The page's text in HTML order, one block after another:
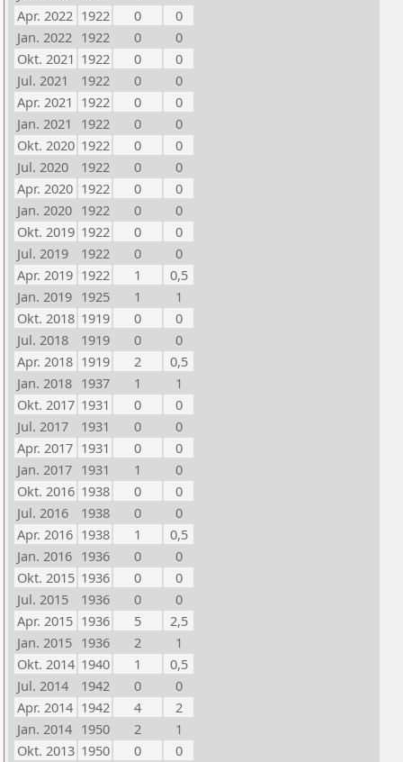
Apr. 2022 1922 0
0
Jan. 2022 1922 0
0
Okt. 2021 1922 0
0
Jul. 2021
1922 0
0
Apr. 2021 1922 0
0
Jan. 2021
1922 0
0
Okt. 2020 1922 0
0
Jul. 2020
1922 0
0
Apr. 2020 1922 0
0
Jan. 2020 1922 0
0
Okt. 2019 1922 0
0
Jul. 2019
1922 0
0
Apr. 2019 1922 1
0,5
Jan. 2019 1925 1
1
Okt. 2018 1919 0
0
Jul. 2018
1919 0
0
Apr. 2018 1919 2
0,5
Jan. 2018 1937 1
1
Okt. 2017 1931 0
0
Jul. 2017
1931 0
0
Apr. 2017 1931 0
0
Jan. 2017 1931 1
0
Okt. 2016 1938 0
0
Jul. 2016
1938 0
0
Apr. 2016 1938 1
0,5
Jan. 2016 1936 0
0
Okt. 2015 1936 0
0
Jul. 2015
1936 0
0
Apr. 2015 1936 5
2,5
Jan. 2015 1936 2
1
Okt. 2014 1940 1
0,5
Jul. 2014
1942 0
0
Apr. 2014 1942 4
2
Jan. 2014 1950 2
1
Okt. 2013 1950 0
0